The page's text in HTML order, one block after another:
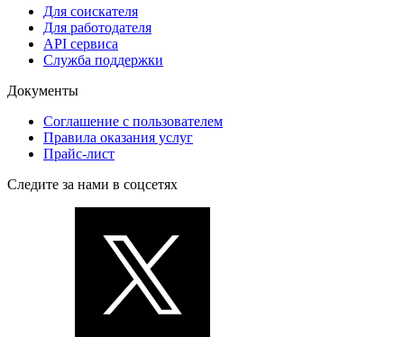
Для соискателя
Для работодателя
API сервиса
Служба поддержки
Документы
Соглашение с пользователем
Правила оказания услуг
Прайс-лист
Следите за нами в соцсетях